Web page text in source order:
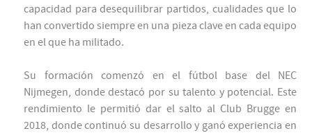
capacidad para desequilibrar partidos, cualidades que lo
han convertido siempre en una pieza clave en cada equipo
en el que ha militado.
Su formación comenzó en el fútbol base del NEC
Nijmegen, donde destacó por su talento y potencial. Este
rendimiento le permitió dar el salto al Club Brugge en
2018, donde continuó su desarrollo y ganó experiencia en